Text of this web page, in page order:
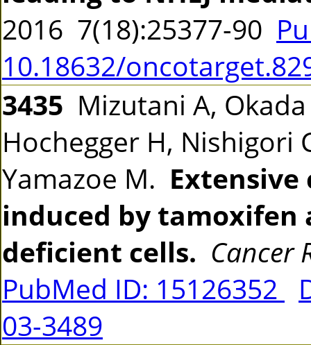
2016 7(18):25377-90
10.18632/
3435 Mizutani A,
Hochegger H, Nishigori
Yamazoe M.
induced by tamoxifen
deficient cells. Cancer
PubMed ID: 15126352
03-3489